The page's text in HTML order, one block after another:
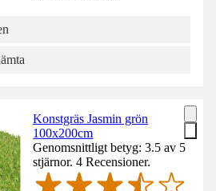
Konstgräs Jasmin grön
100x200cm
Genomsnittligt betyg: 3.5 av 5
stjärnor. 4 Recensioner.